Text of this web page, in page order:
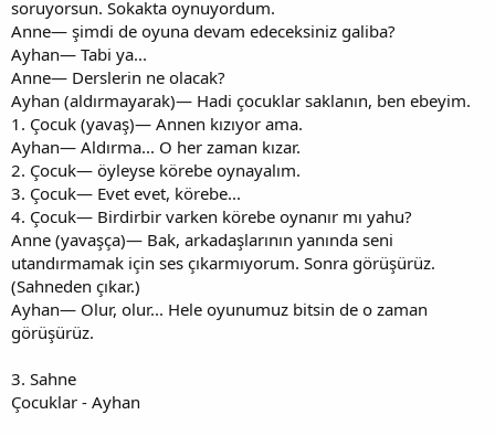
soruyorsun. Sokakta oynuyordum.
Anne— şimdi de oyuna devam edeceksiniz galiba?
Ayhan— Tabi ya...
Anne— Derslerin ne olacak?
Ayhan (aldırmayarak)— Hadi çocuklar saklanın, ben ebeyim.
1. Çocuk (yavaş)— Annen kızıyor ama.
Ayhan— Aldırma... O her zaman kızar.
2. Çocuk— öyleyse körebe oynayalım.
3. Çocuk— Evet evet, körebe...
4. Çocuk— Birdirbir varken körebe oynanır mı yahu?
Anne (yavaşça)— Bak, arkadaşlarının yanında seni
utandırmamak için ses çıkarmıyorum. Sonra görüşürüz.
(Sahneden çıkar.)
Ayhan— Olur, olur... Hele oyunumuz bitsin de o zaman
görüşürüz.
3. Sahne
Çocuklar - Ayhan